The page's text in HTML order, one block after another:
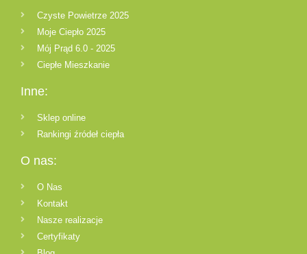
Czyste Powietrze 2025
Moje Ciepło 2025
Mój Prąd 6.0 - 2025
Ciepłe Mieszkanie
Inne:
Sklep online
Rankingi źródeł ciepła
O nas:
O Nas
Kontakt
Nasze realizacje
Certyfikaty